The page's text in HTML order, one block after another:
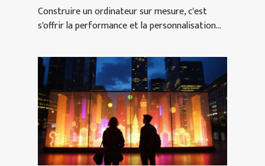
découvrez nos
recommandations
Construire un ordinateur sur mesure, c'est
s'offrir la performance et la personnalisation...